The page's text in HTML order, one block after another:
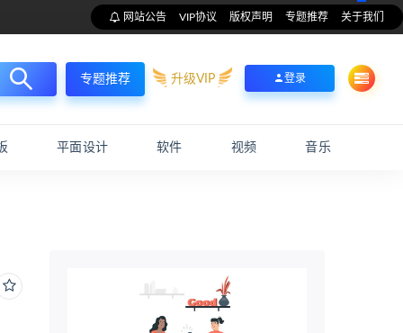
网站公告 VIP协议 版权声明 专题推荐 关于我们
专题推荐 升级VIP 登录
平面设计 软件 视频 音乐